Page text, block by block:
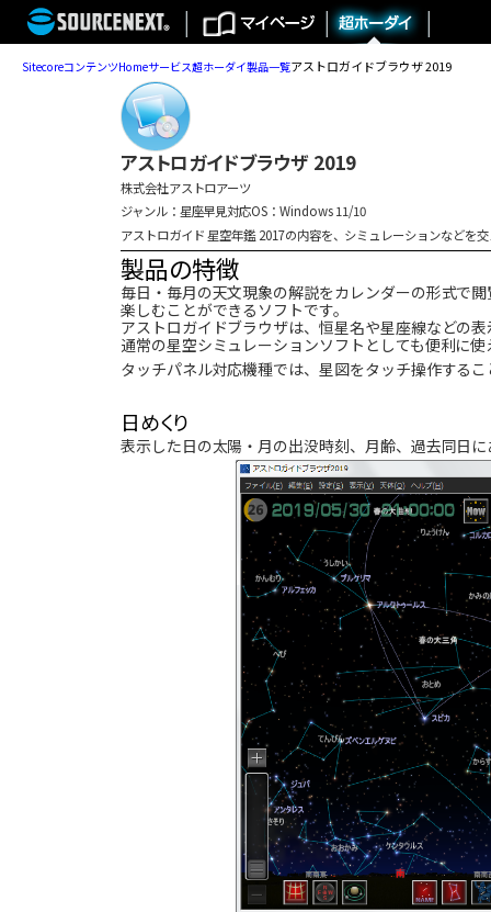
SitecoreコンテンツHomeサービス超ホーダイ製品一覧アストロガイドブラウザ 2019
アストロガイドブラウザ 2019
株式会社アストロアーツ
ジャンル：星座早見対応OS：Windows 11/10
アストロガイド 星空年鑑 2017の内容を、シミュレーションなどを
製品の特徴
毎日・毎月の天文現象の解説をカレンダーの形式で
楽しむことができるソフトです。
アストロガイドブラウザは、恒星名や星座線などの
通常の星空シミュレーションソフトとしても便利に使
タッチパネル対応機種では、星図をタッチ操作する
日めくり
表示した日の太陽・月の出没時刻、月齢、過去同日